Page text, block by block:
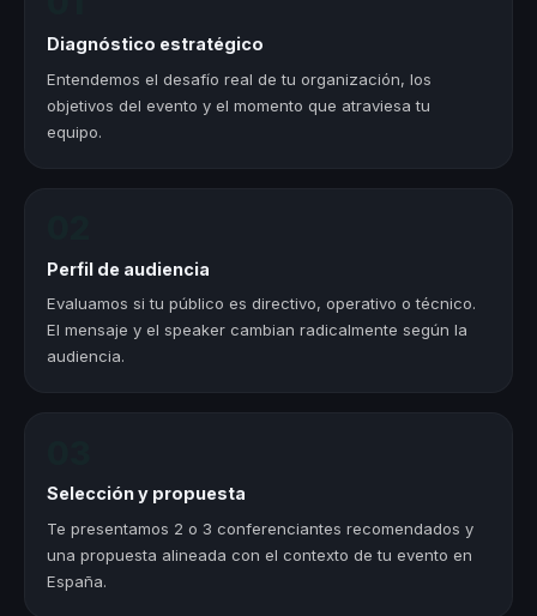
Diagnóstico estratégico
Entendemos el desafío real de tu organización, los
objetivos del evento y el momento que atraviesa tu
equipo.
Perfil de audiencia
Evaluamos si tu público es directivo, operativo o técnico.
El mensaje y el speaker cambian radicalmente según la
audiencia.
Selección y propuesta
Te presentamos 2 o 3 conferenciantes recomendados y
una propuesta alineada con el contexto de tu evento en
España.